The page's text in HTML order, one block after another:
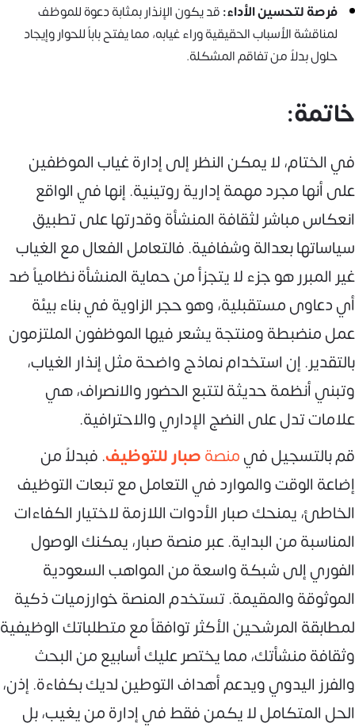
فرصة لتحسين الأداء:قد يكون الإنذار بمثابة دعوة للموظف
لمناقشة الأسباب الحقيقية وراء غيابه، مما يفتح باباً للحوار وإيجاد
حلول بدلاً من تفاقم المشكلة.
خاتمة:
في الختام، لا يمكن النظر إلى إدارة غياب الموظفين
على أنها مجرد مهمة إدارية روتينية. إنها في الواقع
انعكاس مباشر لثقافة المنشأة وقدرتها على تطبيق
سياساتها بعدالة وشفافية. فالتعامل الفعال مع الغياب
غير المبرر هو جزء لا يتجزأ من حماية المنشأة نظامياً ضد
أي دعاوى مستقبلية، وهو حجر الزاوية في بناء بيئة
عمل منضبطة ومنتجة يشعر فيها الموظفون الملتزمون
بالتقدير. إن استخدام نماذج واضحة مثل إنذار الغياب،
وتبني أنظمة حديثة لتتبع الحضور والانصراف، هي
علامات تدل على النضج الإداري والاحترافية.
قم بالتسجيل فيمنصةصبار للتوظيف. فبدلاً من
إضاعة الوقت والموارد في التعامل مع تبعات التوظيف
الخاطئ، يمنحك صبار الأدوات اللازمة لاختيار الكفاءات
المناسبة من البداية. عبر منصة صبار، يمكنك الوصول
الفوري إلى شبكة واسعة من المواهب السعودية
الموثوقة والمقيمة. تستخدم المنصة خوارزميات ذكية
لمطابقة المرشحين الأكثر توافقاً مع متطلباتك الوظيفية
وثقافة منشأتك، مما يختصر عليك أسابيع من البحث
والفرز اليدوي ويدعم أهداف التوطين لديك بكفاءة. إذن،
الحل المتكامل لا يكمن فقط في إدارة من يغيب، بل